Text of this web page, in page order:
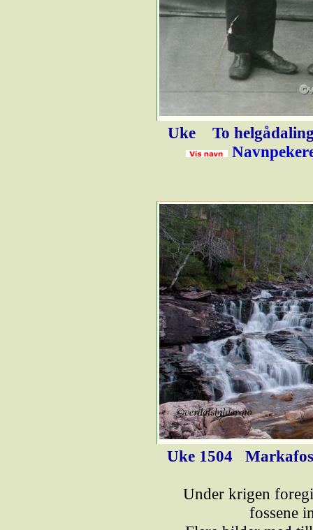
Uke
To
Uke 1504
Under krigen
fossene